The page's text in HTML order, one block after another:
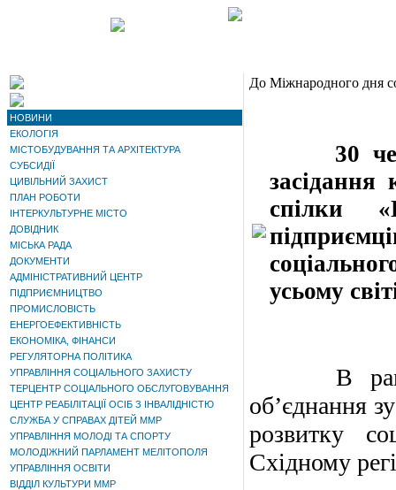
НОВИНИ
ЕКОЛОГІЯ
МІСТОБУДУВАННЯ ТА АРХІТЕКТУРА
СУБСИДІЇ
ЦИВІЛЬНИЙ ЗАХИСТ
ПЛАН РОБОТИ
ІНТЕРКУЛЬТУРНЕ МІСТО
ДОВІДНИК
МІСЬКА РАДА
ДОКУМЕНТИ
АДМІНІСТРАТИВНИЙ ЦЕНТР
ПІДПРИЄМНИЦТВО
ПРОМИСЛОВІСТЬ
ЕНЕРГОЕФЕКТИВНІСТЬ
ЕКОНОМІКА, ФІНАНСИ
РЕГУЛЯТОРНА ПОЛІТИКА
УПРАВЛІННЯ СОЦІАЛЬНОГО ЗАХИСТУ
ТЕРЦЕНТР СОЦІАЛЬНОГО ОБСЛУГОВУВАННЯ
ЦЕНТР РЕАБІЛІТАЦІЇ ОСІБ З ІНВАЛІДНІСТЮ
СЛУЖБА У СПРАВАХ ДІТЕЙ ММР
УПРАВЛІННЯ МОЛОДІ ТА СПОРТУ
МОЛОДІЖНИЙ ПАРЛАМЕНТ МЕЛІТОПОЛЯ
УПРАВЛІННЯ ОСВІТИ
ВІДДІЛ КУЛЬТУРИ ММР
До Міжнародного дня
30
засідання
спілки
усьому
В рамках
об’єднання
розвитку
Східному